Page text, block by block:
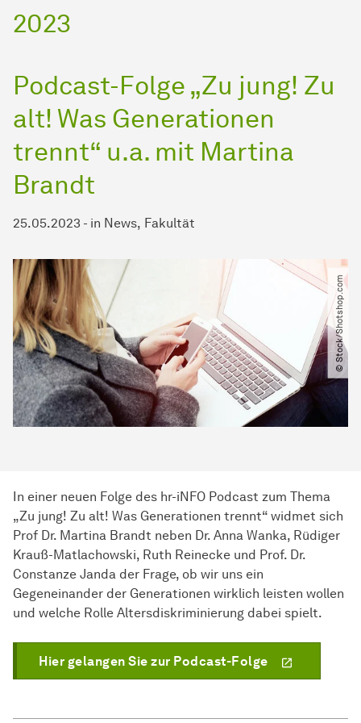
2023
Podcast-Folge „Zu jung! Zu
alt! Was Generationen
trennt“ u.a. mit Martina
Brandt
25.05.2023 - in News Fakultät
© Stock​/​Shotshop.com
In einer neuen Folge des hr-iNFO Podcast zum Thema
„Zu jung! Zu alt! Was Generationen trennt“ widmet sich
Prof Dr. Martina Brandt neben Dr. Anna Wanka, Rüdiger
Krauß-Matlachowski, Ruth Reinecke und Prof. Dr.
Constanze Janda der Frage, ob wir uns ein
Gegeneinander der Generationen wirklich leisten wollen
und welche Rolle Altersdiskriminierung dabei spielt.
Hier gelangen Sie zur Podcast-Folge